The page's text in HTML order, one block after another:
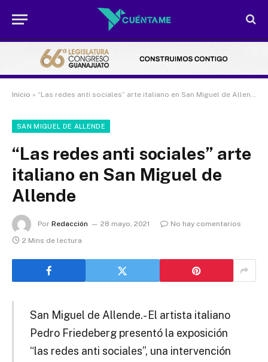
Inicio » “Las redes anti sociales” arte italiano en San Miguel de Allende
SAN MIGUEL DE ALLENDE
“Las redes anti sociales” arte
italiano en San Miguel de
Allende
Por Redacción 28 mayo, 2021
No hay comentarios
2 Mins de lectura
San Miguel de Allende.- El artista italiano
Pedro Friedeberg presentó la exposición
“las redes anti sociales”, una intervención